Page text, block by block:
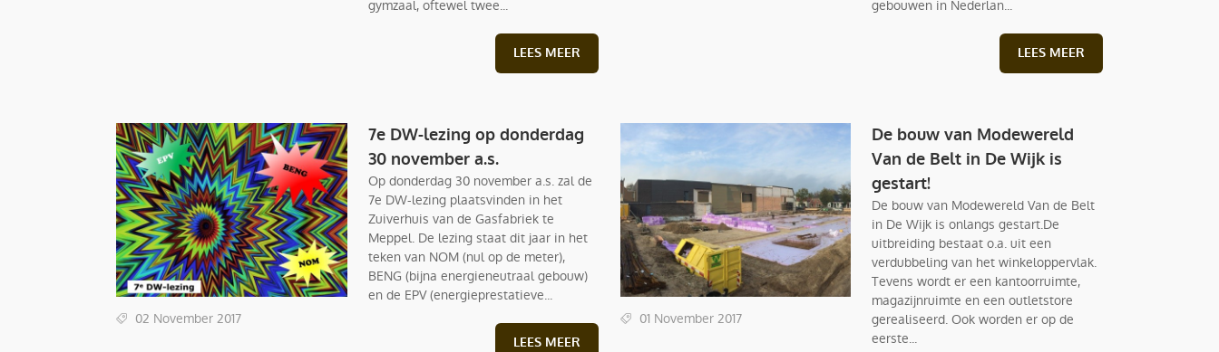
gymzaal, oftewel twee...
LEES MEER
gebouwen in Nederlan...
LEES MEER
02 November 2017
7e DW-lezing op donderdag
30 november a.s.
Op donderdag 30 november a.s. zal de
7e DW-lezing plaatsvinden in het
Zuiverhuis van de Gasfabriek te
Meppel. De lezing staat dit jaar in het
teken van NOM (nul op de meter),
BENG (bijna energieneutraal gebouw)
en de EPV (energieprestatieve...
LEES MEER
01 November 2017
De bouw van Modewereld
Van de Belt in De Wijk is
gestart!
De bouw van Modewereld Van de Belt
in De Wijk is onlangs gestart.De
uitbreiding bestaat o.a. uit een
verdubbeling van het winkeloppervlak.
Tevens wordt er een kantoorruimte,
magazijnruimte en een outletstore
gerealiseerd. Ook worden er op de
eerste...